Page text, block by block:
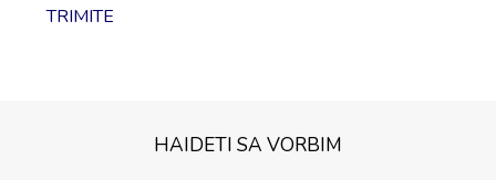
HAIDETI SA VORBIM